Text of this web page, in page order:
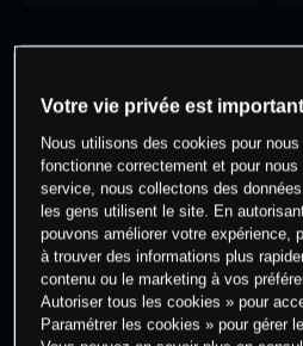
cet actif
Commencez
Votre vie privée est
Nous utilisons des cookies pour
fonctionne correctement et pour
service, nous collectons des
les gens utilisent le site. En
pouvons améliorer votre expérience,
à trouver des informations plus
contenu ou le marketing à vos
Autoriser tous les cookies » pour
Paramétrer les cookies » pour gérer